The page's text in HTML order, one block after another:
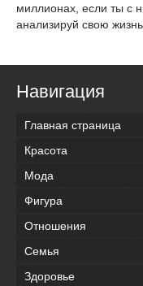
миллионах, если ты с
анализируй свою
Навигация
Главная страница
Красота
Мода
Фигура
Отношения
Семья
Здоровье